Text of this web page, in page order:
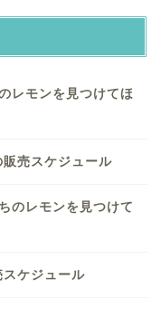
レモンを見つけてほ
売スケジュール
のレモンを見つけて
スケジュール